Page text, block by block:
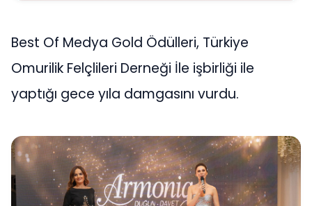
Best Of Medya Gold Ödülleri, Türkiye
Omurilik Felçlileri Derneği İle işbirliği ile
yaptığı gece yıla damgasını vurdu.